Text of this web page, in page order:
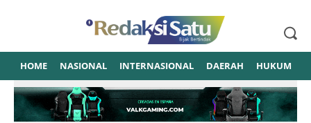
HOME NASIONAL INTERNASIONAL DAERAH HUKUM